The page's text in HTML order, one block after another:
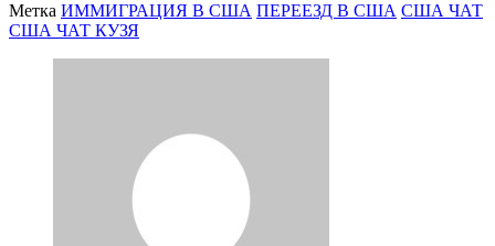
Метка ИММИГРАЦИЯ В США ПЕРЕЕЗД В США США ЧАТ
США ЧАТ КУЗЯ